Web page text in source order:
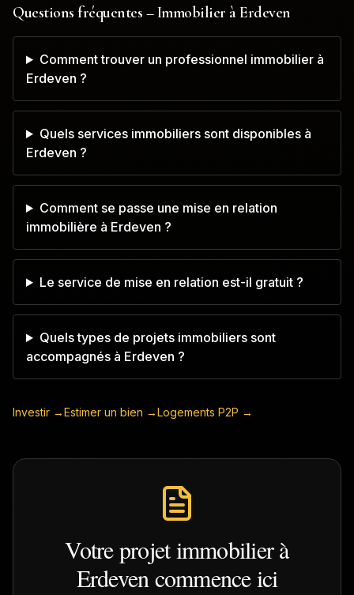
Questions fréquentes – Immobilier àErdeven
Comment trouver un professionnel immobilier à
Erdeven ?
Quels services immobiliers sont disponibles à
Erdeven ?
Comment se passe une mise en relation
immobilière à Erdeven ?
Le service de mise en relation est-il gratuit ?
Quels types de projets immobiliers sont
accompagnés à Erdeven ?
Investir →Estimer un bien →Logements P2P →
Votre projet immobilier à
Erdevencommence ici